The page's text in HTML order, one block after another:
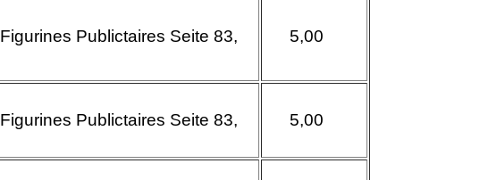
Figurines Publictaires Seite 83, 5,00
Figurines Publictaires Seite 83, 5,00